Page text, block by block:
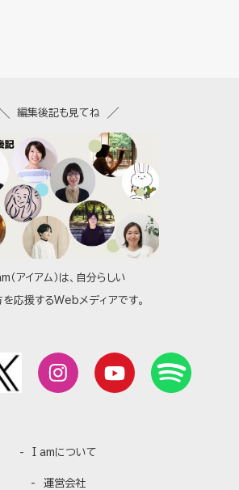
（アイアム）は、自分らしい
応援するWebメディアです。
I amについて
運営会社
編集後記も見てね